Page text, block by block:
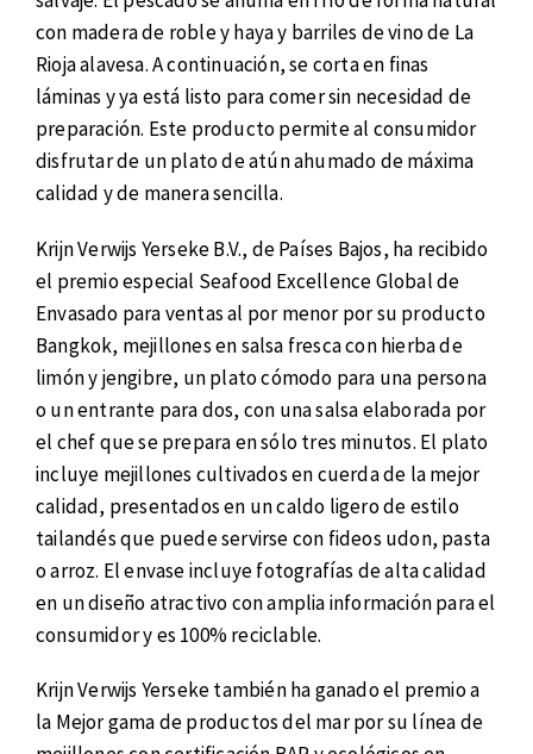
con madera de roble y haya y barriles de vino de La
Rioja alavesa. A continuación, se corta en finas
láminas y ya está listo para comer sin necesidad de
preparación. Este producto permite al consumidor
disfrutar de un plato de atún ahumado de máxima
calidad y de manera sencilla.
Krijn Verwijs Yerseke B.V., de Países Bajos, ha recibido
el premio especial Seafood Excellence Global de
Envasado para ventas al por menor por su producto
Bangkok, mejillones en salsa fresca con hierba de
limón y jengibre, un plato cómodo para una persona
o un entrante para dos, con una salsa elaborada por
el chef que se prepara en sólo tres minutos. El plato
incluye mejillones cultivados en cuerda de la mejor
calidad, presentados en un caldo ligero de estilo
tailandés que puede servirse con fideos udon, pasta
o arroz. El envase incluye fotografías de alta calidad
en un diseño atractivo con amplia información para el
consumidor y es 100% reciclable.
Krijn Verwijs Yerseke también ha ganado el premio a
la Mejor gama de productos del mar por su línea de